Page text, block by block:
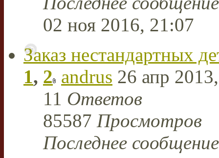
02 ноя 2016, 21:07
Заказ нестандартных
1, 2 andrus 26 апр
11 Ответов
85587 Просмотров
Последнее